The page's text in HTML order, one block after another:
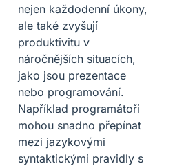
nejen každodenní úkony,
ale také zvyšují
produktivitu v
náročnějších situacích,
jako jsou prezentace
nebo programování.
Například programátoři
mohou snadno přepínat
mezi jazykovými
syntaktickými pravidly s